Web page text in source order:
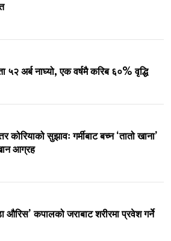
५२ अर्ब नाघ्यो, एक वर्षमै करिब ६०% वृद्धि
कोरियाको सुझावः गर्मीबाट बच्न ‘तातो खाना’
आग्रह
औरिस’ कपालको जराबाट शरीरमा प्रवेश गर्ने